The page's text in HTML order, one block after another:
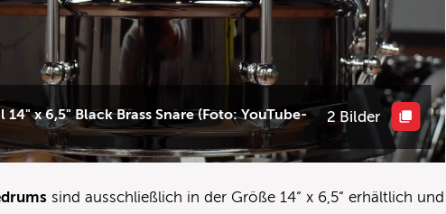
14" x 6,5" Black Brass Snare (Foto: YouTube-
2 Bilder
sind ausschließlich in der Größe 14“ x 6,5“ erhältlich und